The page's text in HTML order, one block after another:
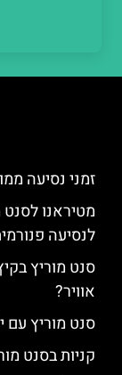
זמני נסיעה
מטיראנו
לנסיעה
סנט מוריץ
אוויר?
סנט מוריץ עם
קניות בסנט